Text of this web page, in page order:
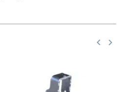
keyboard_arrow_left keyboard_arrow_right